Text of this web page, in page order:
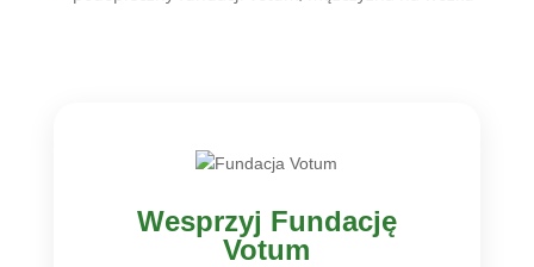
Wesprzyj Fundację
Votum